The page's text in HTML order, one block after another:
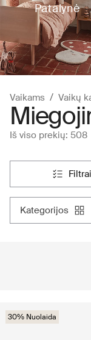
Patalynė
Vaikams Vaikų
Iš viso prekių: 508
filtrai
kategorijos
30% Nuolaida